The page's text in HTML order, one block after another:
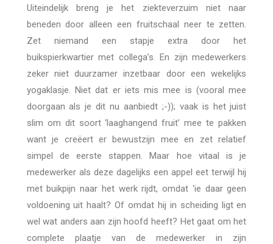
Uiteindelijk breng je het ziekteverzuim niet naar
beneden door alleen een fruitschaal neer te zetten.
Zet niemand een stapje extra door het
buikspierkwartier met collega’s. En zijn medewerkers
zeker niet duurzamer inzetbaar door een wekelijks
yogaklasje. Niet dat er iets mis mee is (vooral mee
doorgaan als je dit nu aanbiedt ;-)); vaak is het juist
slim om dit soort ‘laaghangend fruit’ mee te pakken
want je creëert er bewustzijn mee en zet relatief
simpel de eerste stappen. Maar hoe vitaal is je
medewerker als deze dagelijks een appel eet terwijl hij
met buikpijn naar het werk rijdt, omdat ‘ie daar geen
voldoening uit haalt? Of omdat hij in scheiding ligt en
wel wat anders aan zijn hoofd heeft? Het gaat om het
complete plaatje van de medewerker in zijn